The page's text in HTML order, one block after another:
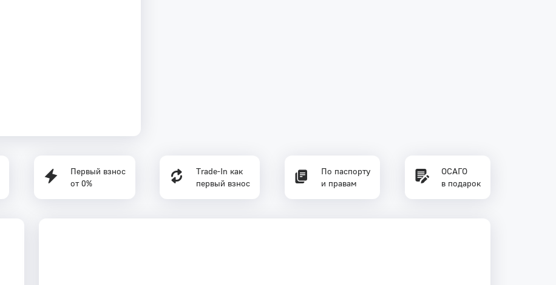
Первый взнос
от 0%
Trade-In как
первый взнос
По паспорту
и правам
ОСАГО
в подарок